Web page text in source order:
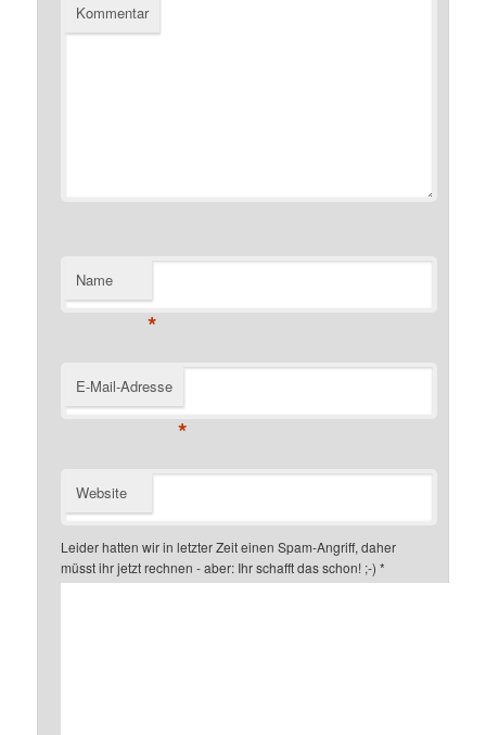
Kommentar
Name
*
E-Mail-Adresse
*
Website
Leider hatten wir in letzter Zeit einen Spam-Angriff, daher
müsst ihr jetzt rechnen - aber: Ihr schafft das schon! ;-) *